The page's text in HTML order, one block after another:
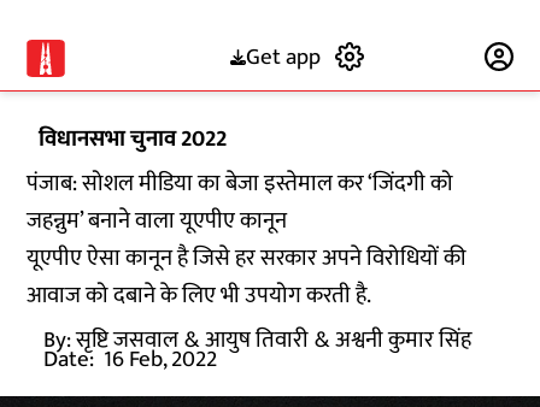
Get app
विधानसभा चुनाव 2022
पंजाब: सोशल मीडिया का बेजा इस्तेमाल कर ‘जिंदगी को
जहन्नुम’ बनाने वाला यूएपीए कानून
यूएपीए ऐसा कानून है जिसे हर सरकार अपने विरोधियों की
आवाज को दबाने के लिए भी उपयोग करती है.
By:सृष्टि जसवाल& आयुष तिवारी& अश्वनी कुमार सिंह
Date: 16 Feb, 2022